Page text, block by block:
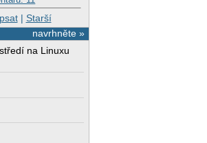
| Starší
navrhněte »
na Linuxu